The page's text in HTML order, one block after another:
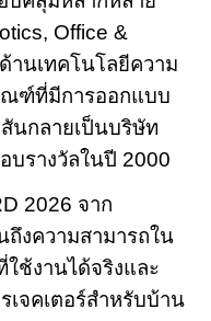
Office &
านเทคโนโลยีความ
ฑ์ที่มีการออกแบบ
นกลายเป็นบริษัท
บรางวัลในปี 2000
2026 จาก
งความสามารถใน
ช้งานได้จริงและ
จคเตอร์สำหรับบ้าน